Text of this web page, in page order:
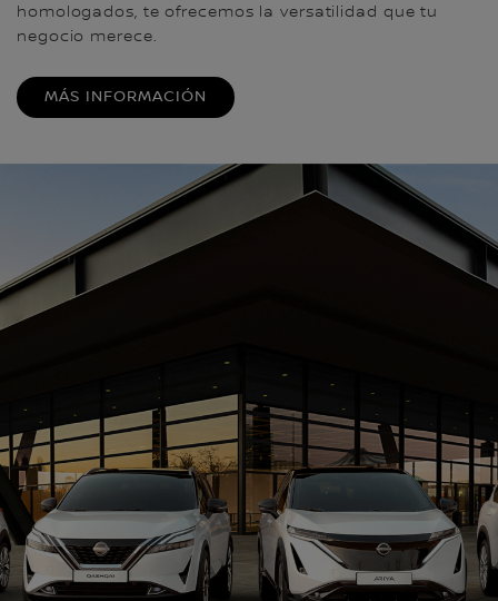
homologados, te ofrecemos la versatilidad que tu
negocio merece.
MÁS INFORMACIÓN